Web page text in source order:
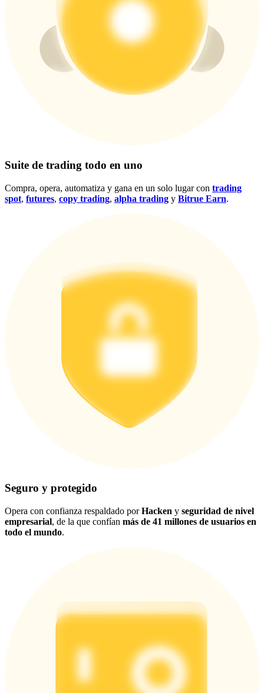
Suite de trading todo en uno
Compra, opera, automatiza y gana en un solo lugar con trading
spot, futures, copy trading, alpha trading y Bitrue Earn.
Seguro y protegido
Opera con confianza respaldado porHacken y seguridad de nivel
empresarial, de la que confían más de 41 millones de usuarios en
todo el mundo.